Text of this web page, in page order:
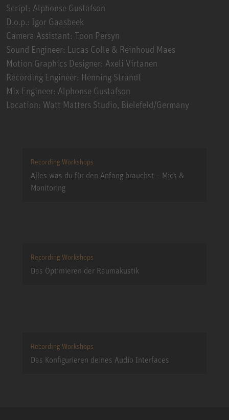
Script: Alphonse Gustafson
D.o.p.: Igor Gaasbeek
Camera Assistant: Toon Persyn
Sound Engineer: Lucas Colle & Reinhoud Maes
Motion Graphics Designer: Axeli Virtanen
Recording Engineer: Henning Strandt
Mix Engineer: Alphonse Gustafson
Location: Watt Matters Studio, Bielefeld/Germany
Recording Workshops
Alles was du für den Anfang brauchst – Mics &
Monitoring
Recording Workshops
Das Optimieren der Raumakustik
Recording Workshops
Das Konfigurieren deines Audio Interfaces